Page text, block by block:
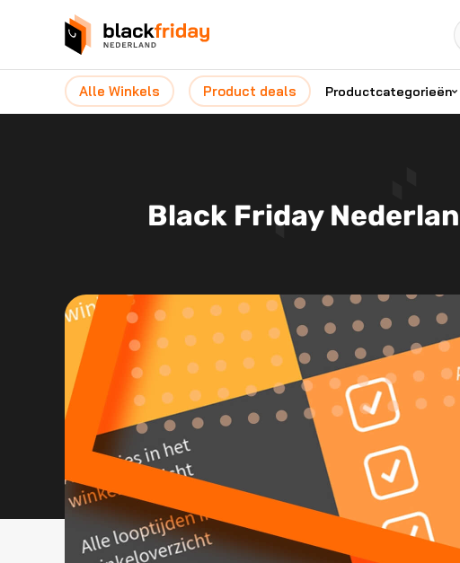
Alle Winkels Product deals Productcategorieën
Black Friday